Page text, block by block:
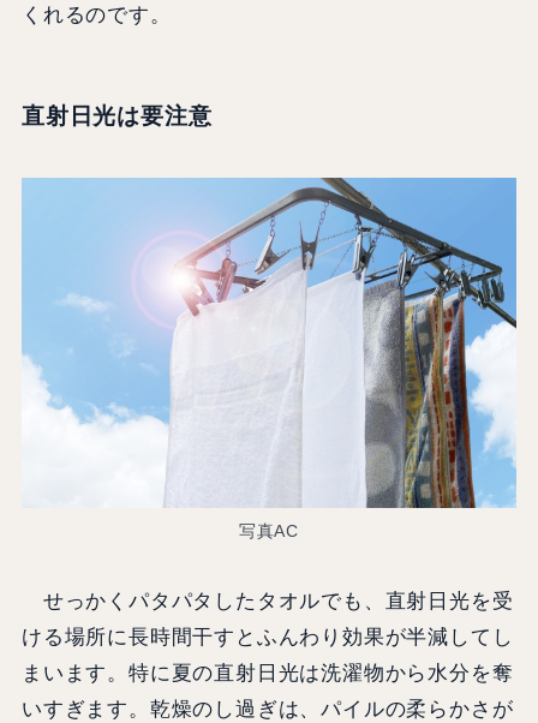
くれるのです。
直射日光は要注意
写真AC
せっかくパタパタしたタオルでも、直射日光を受
ける場所に長時間干すとふんわり効果が半減してし
まいます。特に夏の直射日光は洗濯物から水分を奪
いすぎます。乾燥のし過ぎは、パイルの柔らかさが